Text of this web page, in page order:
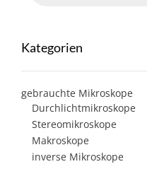
Kategorien
gebrauchte Mikroskope
Durchlichtmikroskope
Stereomikroskope
Makroskope
inverse Mikroskope